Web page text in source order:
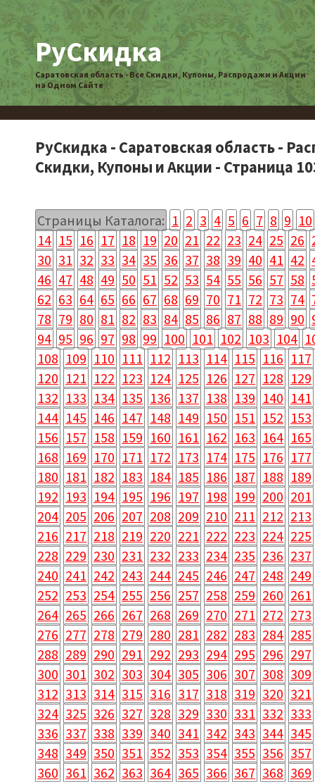
РуСкидка
Саратовская область - Все Скидки, Купоны, Распродажи и Акции
на Одном Сайте
РуСкидка - Саратовская область -
Скидки, Купоны и Акции - Страница
Страницы Каталога: 1 2 3 4 5 6 7 8 9 10
14 15 16 17 18 19 20 21 22 23 24 25 26
30 31 32 33 34 35 36 37 38 39 40 41 42
46 47 48 49 50 51 52 53 54 55 56 57 58
62 63 64 65 66 67 68 69 70 71 72 73 74
78 79 80 81 82 83 84 85 86 87 88 89 90
94 95 96 97 98 99 100 101 102 103 104
108 109 110 111 112 113 114 115 116 117
120 121 122 123 124 125 126 127 128 129
132 133 134 135 136 137 138 139 140 141
144 145 146 147 148 149 150 151 152 153
156 157 158 159 160 161 162 163 164 165
168 169 170 171 172 173 174 175 176 177
180 181 182 183 184 185 186 187 188 189
192 193 194 195 196 197 198 199 200 201
204 205 206 207 208 209 210 211 212 213
216 217 218 219 220 221 222 223 224 225
228 229 230 231 232 233 234 235 236 237
240 241 242 243 244 245 246 247 248 249
252 253 254 255 256 257 258 259 260 261
264 265 266 267 268 269 270 271 272 273
276 277 278 279 280 281 282 283 284 285
288 289 290 291 292 293 294 295 296 297
300 301 302 303 304 305 306 307 308 309
312 313 314 315 316 317 318 319 320 321
324 325 326 327 328 329 330 331 332 333
336 337 338 339 340 341 342 343 344 345
348 349 350 351 352 353 354 355 356 357
360 361 362 363 364 365 366 367 368 369